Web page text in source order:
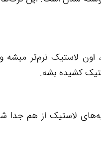
اون لاستیک نرم‌تر
کشیده بشه.
لاستیک از هم جدا